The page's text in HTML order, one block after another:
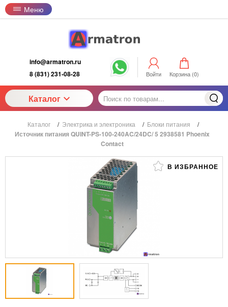
Меню
info@armatron.ru
8 (831) 231-08-28
Войти Корзина (0)
Каталог
Каталог / Электрика и электроника / Блоки питания /
Источник питания QUINT-PS-100-240AC/24DC/ 5 2938581 Phoenix
Contact
В ИЗБРАННОЕ